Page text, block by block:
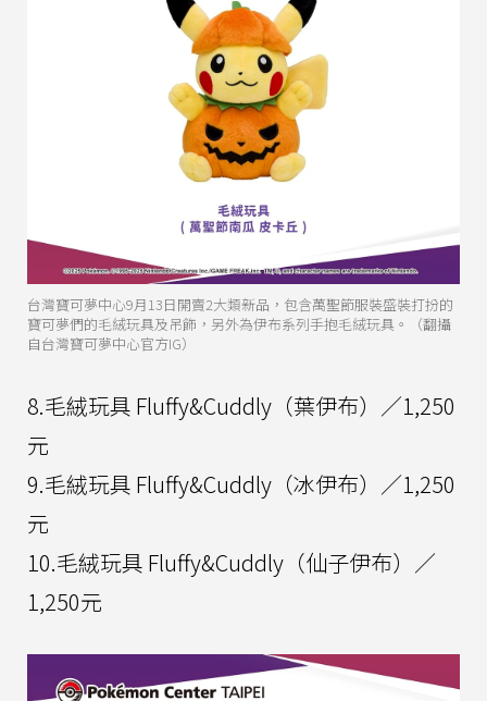
台灣寶可夢中心9月13日開賣2大類新品，包含萬聖節服裝盛裝打扮的
寶可夢們的毛絨玩具及吊飾，另外為伊布系列手抱毛絨玩具。（翻攝
自台灣寶可夢中心官方IG）
8.毛絨玩具 Fluffy&Cuddly（葉伊布）／1,250
元
9.毛絨玩具 Fluffy&Cuddly（冰伊布）／1,250
元
10.毛絨玩具 Fluffy&Cuddly（仙子伊布）／
1,250元